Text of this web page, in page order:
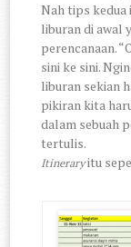
Nah tips kedua
liburan di awal
perencanaan.
sini ke sini.
liburan sekian
pikiran kita
dalam sebuah
tertulis.
Itineraryitu